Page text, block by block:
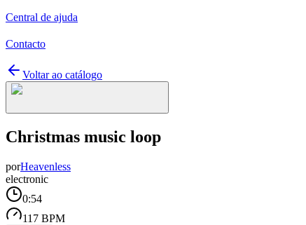
Central de ajuda
Contacto
Voltar ao catálogo
Christmas music loop
porHeavenless
electronic
0:54
117 BPM